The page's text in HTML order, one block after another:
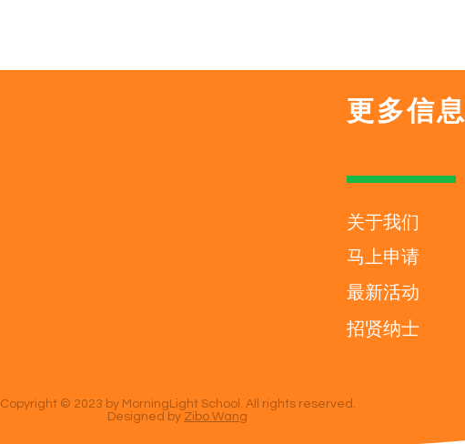
更多信息
关于我们
马上申请
最新活动
招贤纳士
Copyright © 2023 by MorningLight School. All rights reserved.
Designed by Zibo Wang